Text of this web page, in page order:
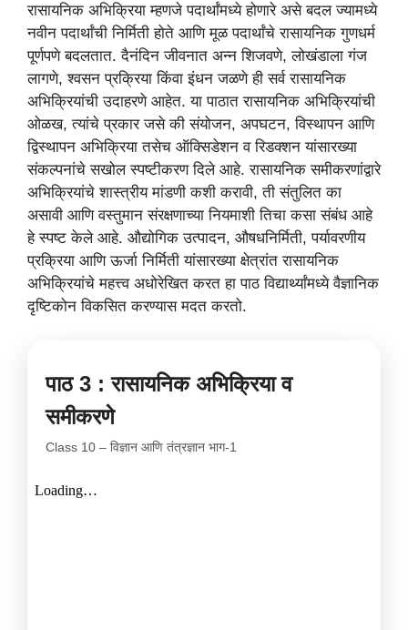
रासायनिक अभिक्रिया म्हणजे पदार्थांमध्ये होणारे असे बदल ज्यामध्ये
नवीन पदार्थांची निर्मिती होते आणि मूळ पदार्थांचे रासायनिक गुणधर्म
पूर्णपणे बदलतात. दैनंदिन जीवनात अन्न शिजवणे, लोखंडाला गंज
लागणे, श्वसन प्रक्रिया किंवा इंधन जळणे ही सर्व रासायनिक
अभिक्रियांची उदाहरणे आहेत. या पाठात रासायनिक अभिक्रियांची
ओळख, त्यांचे प्रकार जसे की संयोजन, अपघटन, विस्थापन आणि
द्विस्थापन अभिक्रिया तसेच ऑक्सिडेशन व रिडक्शन यांसारख्या
संकल्पनांचे सखोल स्पष्टीकरण दिले आहे. रासायनिक समीकरणांद्वारे
अभिक्रियांचे शास्त्रीय मांडणी कशी करावी, ती संतुलित का
असावी आणि वस्तुमान संरक्षणाच्या नियमाशी तिचा कसा संबंध आहे
हे स्पष्ट केले आहे. औद्योगिक उत्पादन, औषधनिर्मिती, पर्यावरणीय
प्रक्रिया आणि ऊर्जा निर्मिती यांसारख्या क्षेत्रांत रासायनिक
अभिक्रियांचे महत्त्व अधोरेखित करत हा पाठ विद्यार्थ्यांमध्ये वैज्ञानिक
दृष्टिकोन विकसित करण्यास मदत करतो.
पाठ 3 : रासायनिक अभिक्रिया व
समीकरणे
Class 10 – विज्ञान आणि तंत्रज्ञान भाग-1